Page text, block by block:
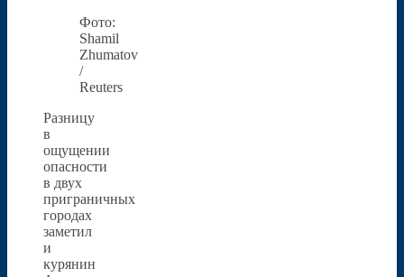
Фото:
Shamil
Zhumatov
/
Reuters
Разницу
в
ощущении
опасности
в двух
приграничных
городах
заметил
и
курянин